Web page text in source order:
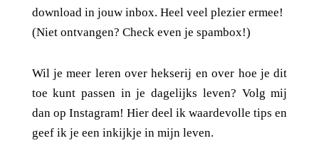
download in jouw inbox. Heel veel plezier ermee!
(Niet ontvangen? Check even je spambox!)
Wil je meer leren over hekserij en over hoe je dit
toe kunt passen in je dagelijks leven? Volg mij
dan op Instagram! Hier deel ik waardevolle tips en
geef ik je een inkijkje in mijn leven.